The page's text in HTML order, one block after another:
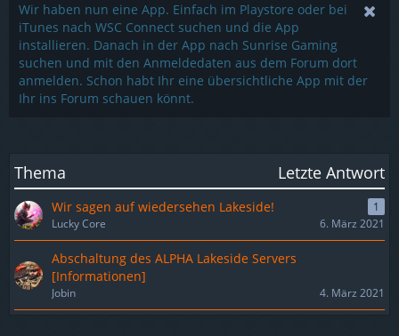
Wir haben nun eine App. Einfach im Playstore oder bei
iTunes nach WSC Connect suchen und die App
installieren. Danach in der App nach Sunrise Gaming
suchen und mit den Anmeldedaten aus dem Forum dort
anmelden. Schon habt Ihr eine übersichtliche App mit der
Ihr ins Forum schauen könnt.
Thema Letzte Antwort
Wir sagen auf wiedersehen Lakeside!
1
Lucky Core
6. März 2021
Abschaltung des ALPHA Lakeside Servers
[Informationen]
Jobin 4. März 2021